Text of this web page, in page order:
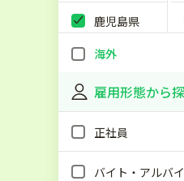
鹿児島県
海外
雇用形態から
正社員
バイト・アルバ